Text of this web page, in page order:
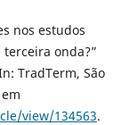
nos estudos
onda?”
TradTerm, São
view/134563.